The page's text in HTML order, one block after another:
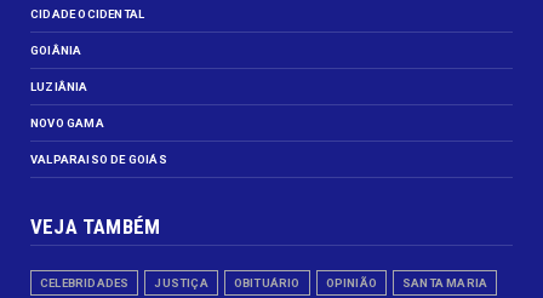
CIDADE OCIDENTAL
GOIÂNIA
LUZIÂNIA
NOVO GAMA
VALPARAISO DE GOIÁS
VEJA TAMBÉM
CELEBRIDADES JUSTIÇA OBITUÁRIO OPINIÃO SANTA MARIA